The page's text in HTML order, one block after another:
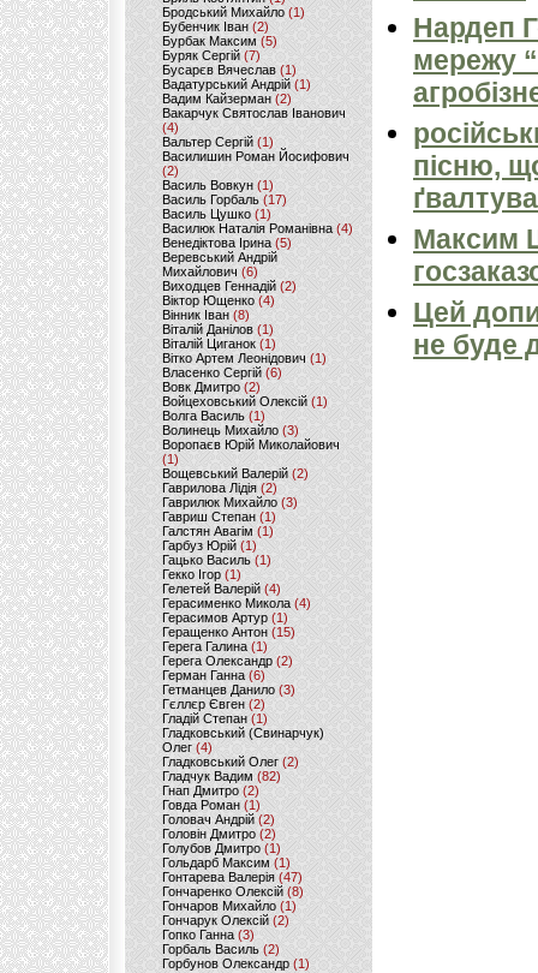
Бродський Михайло (1)
Бубенчик Іван(2)
Бурбак Максим (5)
Буряк Сергій (7)
Бусарєв Вячеслав (1)
Вадатурський Андрій (1)
Вадим Кайзерман (2)
Вакарчук Святослав Іванович
(4)
Вальтер Сергій (1)
Василишин Роман Йосифович
(2)
Василь Вовкун (1)
Василь Горбаль (17)
Василь Цушко (1)
Василюк Наталія Романівна (4)
Венедіктова Ірина(5)
Веревський Андрій
Михайлович (6)
Виходцев Геннадій (2)
Віктор Ющенко (4)
Вінник Іван (8)
Віталій Данілов (1)
Віталій Циганок (1)
Вітко Артем Леонідович(1)
Власенко Сергій (6)
Вовк Дмитро(2)
Войцеховський Олексій(1)
Волга Василь (1)
Волинець Михайло (3)
Воропаєв Юрій Миколайович
(1)
Вощевський Валерій(2)
Гаврилова Лідія (2)
Гаврилюк Михайло (3)
Гавриш Степан (1)
Галстян Авагім (1)
Гарбуз Юрій (1)
Гацько Василь (1)
Гекко Ігор(1)
Гелетей Валерій (4)
Герасименко Микола (4)
Герасимов Артур (1)
Геращенко Антон(15)
Герега Галина (1)
Герега Олександр (2)
Герман Ганна (6)
Гетманцев Данило (3)
Гєллєр Євген (2)
Гладій Степан(1)
Гладковський (Свинарчук)
Олег (4)
Гладковський Олег (2)
Гладчук Вадим (82)
Гнап Дмитро (2)
Говда Роман(1)
Головач Андрій (2)
Головін Дмитро (2)
Голубов Дмитро (1)
Гольдарб Максим(1)
Гонтарева Валерія (47)
Гончаренко Олексій(8)
Гончаров Михайло (1)
Гончарук Олексій (2)
Гопко Ганна (3)
Горбаль Василь (2)
Горбунов Олександр (1)
Нардеп
мережу
пісню,
Максим
Цей
не буде